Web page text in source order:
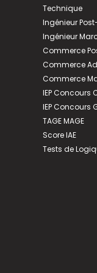
Technique
Ingénieur
Ingénieur
Commerce
Commerce
Commerce
IEP Concours
IEP Concours
TAGE MAGE
Score IAE
Tests de